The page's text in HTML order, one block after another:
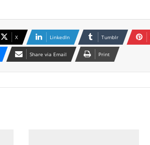
X LinkedIn Tumblr
Share via Email Print